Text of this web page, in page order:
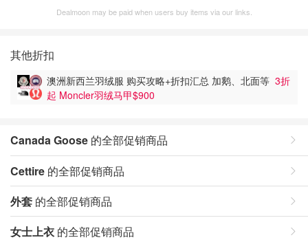
Dealmoon may be paid when users buy items via our links.
其他折扣
澳洲新西兰羽绒服 购买攻略+折扣汇总 加鹅、北面等 3折
起 Moncler羽绒马甲$900
Canada Goose 的全部促销商品
Cettire 的全部促销商品
外套 的全部促销商品
女士上衣 的全部促销商品